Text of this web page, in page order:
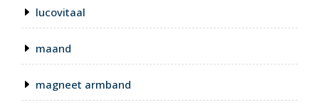
lucovitaal
maand
magneet armband